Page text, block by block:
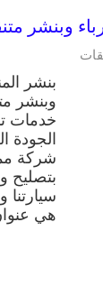
المنقف
99009551
كراج
كهرباء
وبنشر
متنقل
قريب
موقعي
بنشر
وبنشر
خدمات
الجودة
شركة
بتصليح
سيارتنا
هي